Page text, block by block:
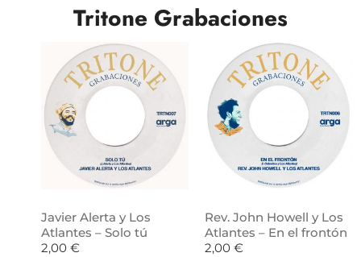
Tritone Grabaciones
Javier Alerta y Los
Atlantes – Solo tú
2,00 €
Rev. John Howell y Los
Atlantes – En el frontón
2,00 €